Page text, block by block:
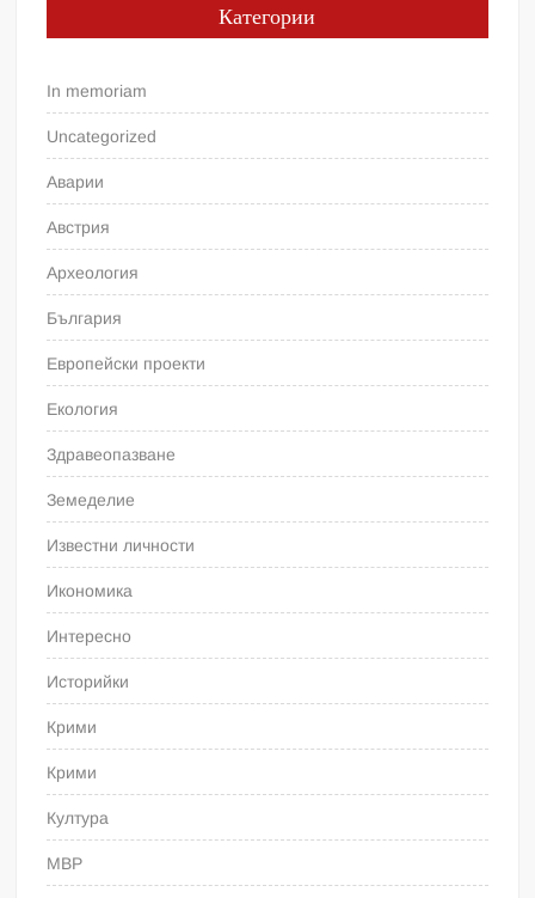
Категории
In memoriam
Uncategorized
Аварии
Австрия
Археология
България
Европейски проекти
Екология
Здравеопазване
Земеделие
Известни личности
Икономика
Интересно
Историйки
Крими
Крими
Култура
МВР